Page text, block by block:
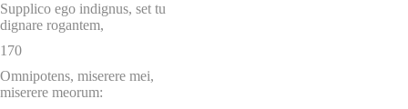
Supplico ego indignus, set tu
dignare rogantem,
170
Omnipotens, miserere mei,
miserere meorum: